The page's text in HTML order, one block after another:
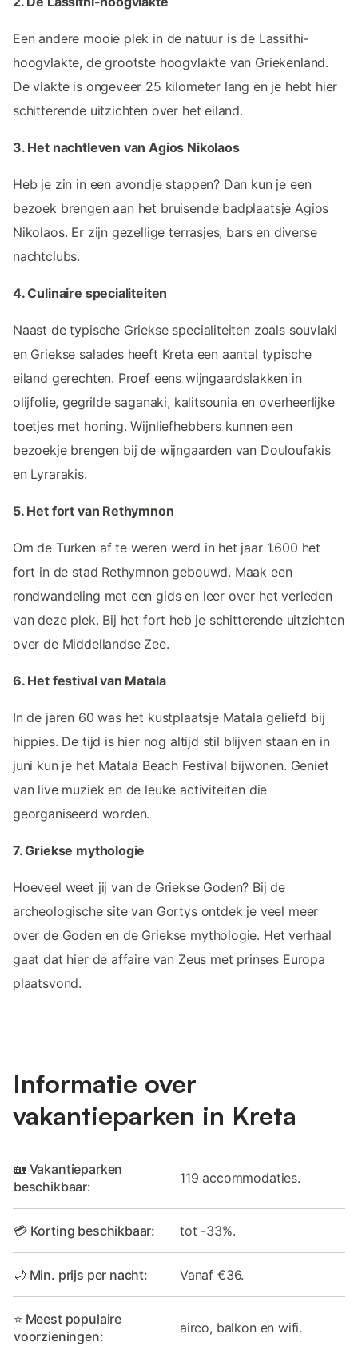
Een andere mooie plek in de natuur is de Lassithi-
hoogvlakte, de grootste hoogvlakte van Griekenland.
De vlakte is ongeveer 25 kilometer lang en je hebt hier
schitterende uitzichten over het eiland.
3. Het nachtleven van Agios Nikolaos
Heb je zin in een avondje stappen? Dan kun je een
bezoek brengen aan het bruisende badplaatsje Agios
Nikolaos. Er zijn gezellige terrasjes, bars en diverse
nachtclubs.
4. Culinaire specialiteiten
Naast de typische Griekse specialiteiten zoals souvlaki
en Griekse salades heeft Kreta een aantal typische
eiland gerechten. Proef eens wijngaardslakken in
olijfolie, gegrilde saganaki, kalitsounia en overheerlijke
toetjes met honing. Wijnliefhebbers kunnen een
bezoekje brengen bij de wijngaarden van Douloufakis
en Lyrarakis.
5. Het fort van Rethymnon
Om de Turken af te weren werd in het jaar 1.600 het
fort in de stad Rethymnon gebouwd. Maak een
rondwandeling met een gids en leer over het verleden
van deze plek. Bij het fort heb je schitterende uitzichten
over de Middellandse Zee.
6. Het festival van Matala
In de jaren 60 was het kustplaatsje Matala geliefd bij
hippies. De tijd is hier nog altijd stil blijven staan en in
juni kun je het Matala Beach Festival bijwonen. Geniet
van live muziek en de leuke activiteiten die
georganiseerd worden.
7. Griekse mythologie
Hoeveel weet jij van de Griekse Goden? Bij de
archeologische site van Gortys ontdek je veel meer
over de Goden en de Griekse mythologie. Het verhaal
gaat dat hier de affaire van Zeus met prinses Europa
plaatsvond.
Informatie over
vakantieparken in Kreta
🏡 Vakantieparken
beschikbaar:
119 accommodaties.
💳 Korting beschikbaar: tot -33%.
🌙 Min. prijs per nacht: Vanaf €36.
⭐ Meest populaire
voorzieningen:
airco, balkon en wifi.